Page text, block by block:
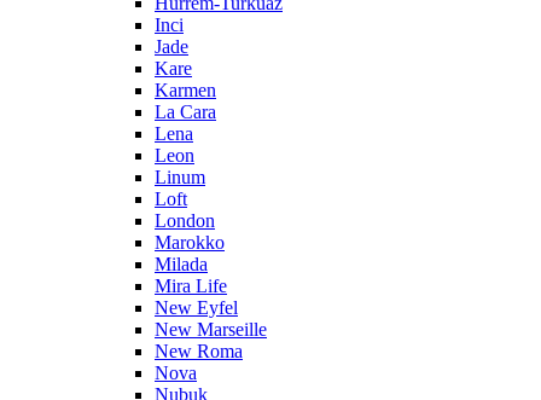
Inci
Jade
Kare
Karmen
La Cara
Lena
Leon
Linum
Loft
London
Marokko
Milada
Mira Life
New Eyfel
New Marseille
New Roma
Nova
Nubuk